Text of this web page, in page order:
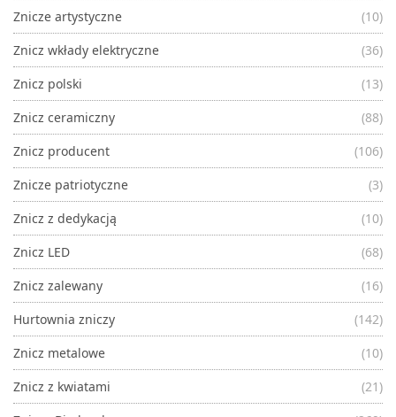
Znicze artystyczne
(10)
Znicz wkłady elektryczne
(36)
Znicz polski
(13)
Znicz ceramiczny
(88)
Znicz producent
(106)
Znicze patriotyczne
(3)
Znicz z dedykacją
(10)
Znicz LED
(68)
Znicz zalewany
(16)
Hurtownia zniczy
(142)
Znicz metalowe
(10)
Znicz z kwiatami
(21)